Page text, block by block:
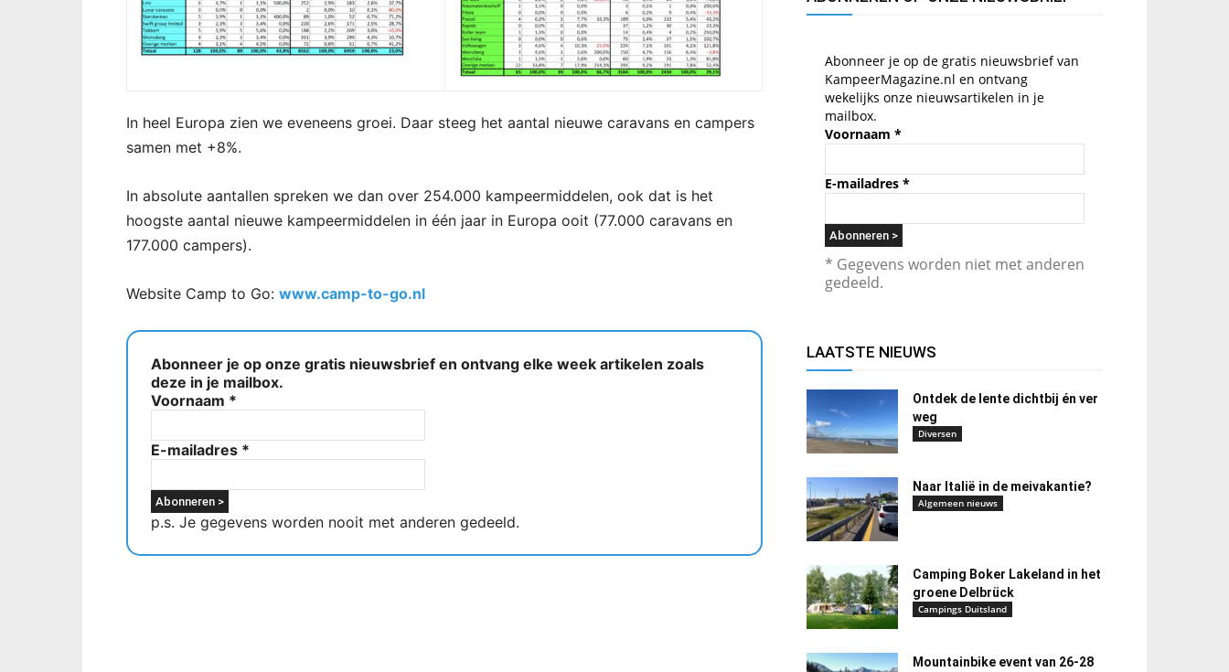
In heel Europa zien we eveneens groei. Daar steeg het aantal nieuwe caravans en campers
samen met +8%.
In absolute aantallen spreken we dan over 254.000 kampeermiddelen, ook dat is het
hoogste aantal nieuwe kampeermiddelen in één jaar in Europa ooit (77.000 caravans en
177.000 campers).
Website Camp to Go: www.camp-to-go.nl
Abonneer je op onze gratis nieuwsbrief en ontvang elke week artikelen zoals
deze in je mailbox.
Voornaam *
E-mailadres *
p.s. Je gegevens worden nooit met anderen gedeeld.
Abonneer je op de gratis nieuwsbrief van
KampeerMagazine.nl en ontvang
wekelijks onze nieuwsartikelen in je
mailbox.
Voornaam *
E-mailadres *
* Gegevens worden niet met anderen
gedeeld.
LAATSTE NIEUWS
Ontdek de lente dichtbij én ver
weg
Diversen
Naar Italië in de meivakantie?
Algemeen nieuws
Camping Boker Lakeland in het
groene Delbrück
Campings Duitsland
Mountainbike event van 26-28